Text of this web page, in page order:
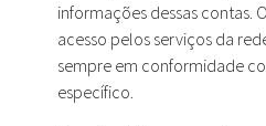
informações dessas contas.
acesso pelos serviços da
sempre em conformidade
específico.